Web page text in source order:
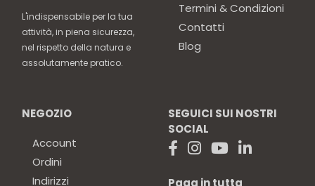
L'indispensabile per la tua
attività, in piena sicurezza,
nel rispetto della natura e
assolutamente pratico.
Termini & Condizioni
Contatti
Blog
NEGOZIO
Account
Ordini
Indirizzi
SEGUICI SUI NOSTRI
SOCIAL